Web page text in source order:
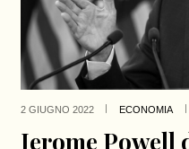
2 GIUGNO 2022 | ECONOMIA |
Jerome Powell